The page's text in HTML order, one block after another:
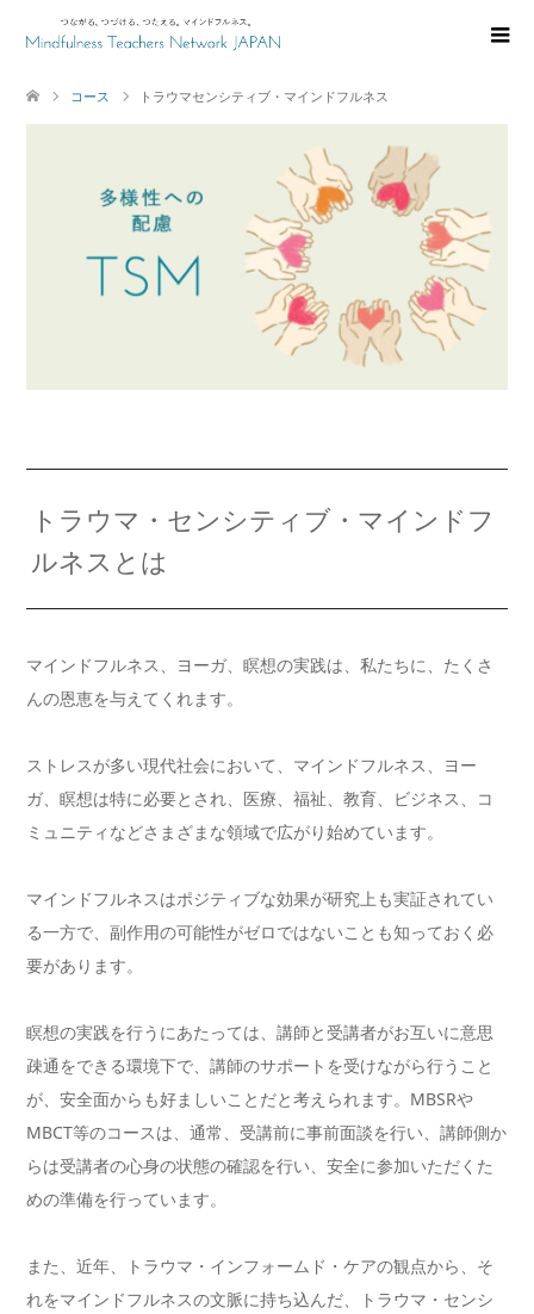
コース トラウマセンシティブ・マインドフルネス
トラウマ・センシティブ・マインドフ
ルネスとは
マインドフルネス、ヨーガ、瞑想の実践は、私たちに、たくさ
んの恩恵を与えてくれます。
ストレスが多い現代社会において、マインドフルネス、ヨー
ガ、瞑想は特に必要とされ、医療、福祉、教育、ビジネス、コ
ミュニティなどさまざまな領域で広がり始めています。
マインドフルネスはポジティブな効果が研究上も実証されてい
る一方で、副作用の可能性がゼロではないことも知っておく必
要があります。
瞑想の実践を行うにあたっては、講師と受講者がお互いに意思
疎通をできる環境下で、講師のサポートを受けながら行うこと
が、安全面からも好ましいことだと考えられます。MBSRや
MBCT等のコースは、通常、受講前に事前面談を行い、講師側か
らは受講者の心身の状態の確認を行い、安全に参加いただくた
めの準備を行っています。
また、近年、トラウマ・インフォームド・ケアの観点から、そ
れをマインドフルネスの文脈に持ち込んだ、トラウマ・センシ